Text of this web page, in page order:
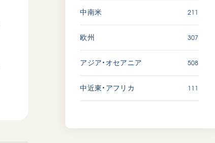
中南米 211
欧州 307
アジア・オセアニア 508
中近東・アフリカ 111